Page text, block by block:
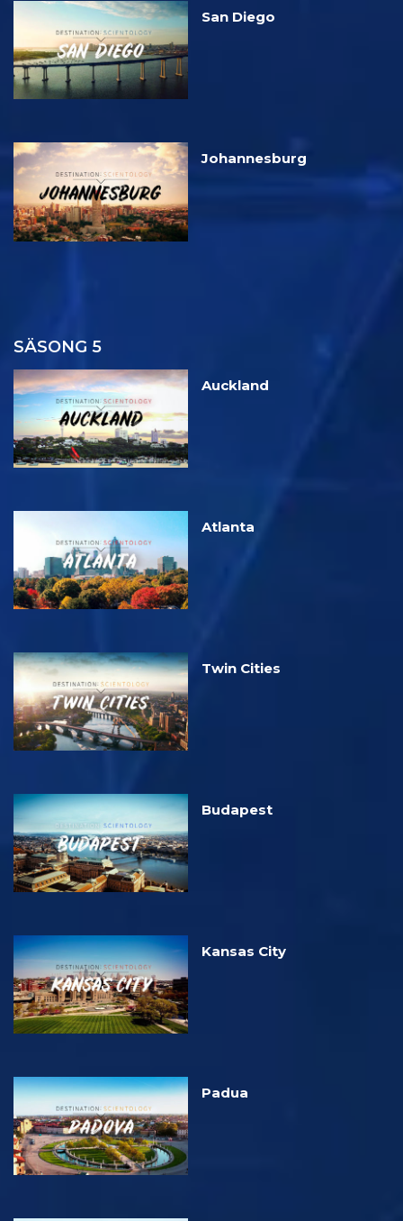
San Diego
Johannesburg
SÄSONG 5
Auckland
Atlanta
Twin Cities
Budapest
Kansas City
Padua